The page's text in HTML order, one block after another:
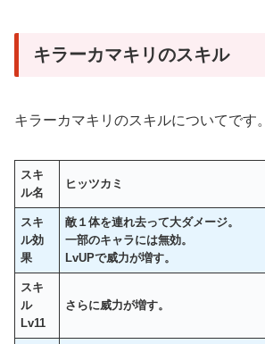
キラーカマキリのスキル
キラーカマキリのスキルについてです。
スキ
ル名
ヒッツカミ
スキ
ル効
果
敵１体を連れ去って大ダメージ。
一部のキャラには無効。
LvUPで威力が増す。
スキ
ル
Lv11
さらに威力が増す。